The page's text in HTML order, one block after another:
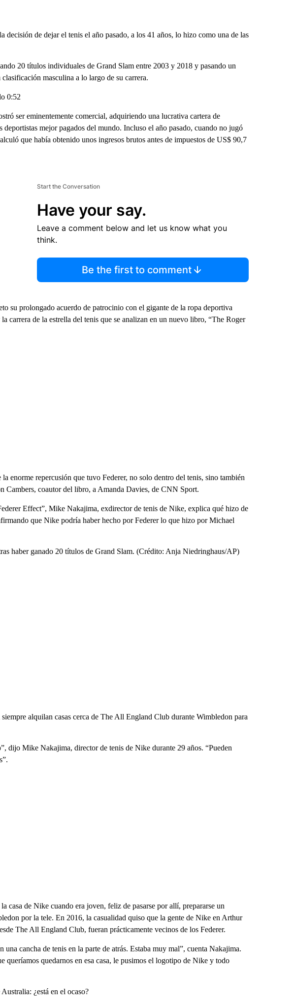
de dejar el tenis el año pasado, a los 41 años, lo hizo como una de las
20 títulos individuales de Grand Slam entre 2003 y 2018 y pasando un
masculina a lo largo de su carrera.
0:52
ser eminentemente comercial, adquiriendo una lucrativa cartera de
mejor pagados del mundo. Incluso el año pasado, cuando no jugó
que había obtenido unos ingresos brutos antes de impuestos de US$ 90,7
Start the Conversation
Have your say.
Leave a comment below and let us know what you
think.
Be the first to comment
su prolongado acuerdo de patrocinio con el gigante de la ropa deportiva
carrera de la estrella del tenis que se analizan en un nuevo libro, “The Roger
enorme repercusión que tuvo Federer, no solo dentro del tenis, sino también
Cambers, coautor del libro, a Amanda Davies, de CNN Sport.
Effect”, Mike Nakajima, exdirector de tenis de Nike, explica qué hizo de
que Nike podría haber hecho por Federer lo que hizo por Michael
haber ganado 20 títulos de Grand Slam. (Crédito: Anja Niedringhaus/AP)
alquilan casas cerca de The All England Club durante Wimbledon para
dijo Mike Nakajima, director de tenis de Nike durante 29 años. “Pueden
casa de Nike cuando era joven, feliz de pasarse por allí, prepararse un
por la tele. En 2016, la casualidad quiso que la gente de Nike en Arthur
The All England Club, fueran prácticamente vecinos de los Federer.
una cancha de tenis en la parte de atrás. Estaba muy mal”, cuenta Nakajima.
queríamos quedarnos en esa casa, le pusimos el logotipo de Nike y todo
¿está en el ocaso?